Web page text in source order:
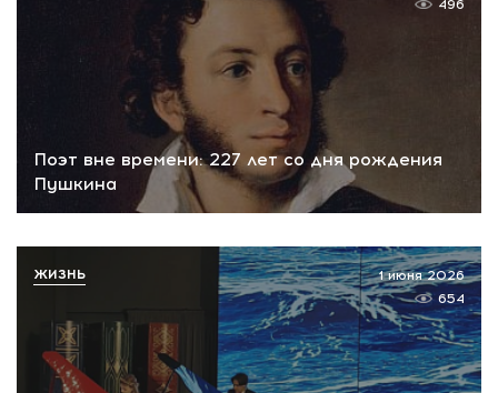
Поэт вне времени: 227 лет со дня рождения
Пушкина
496
1 июня 2026
654
ЖИЗНЬ